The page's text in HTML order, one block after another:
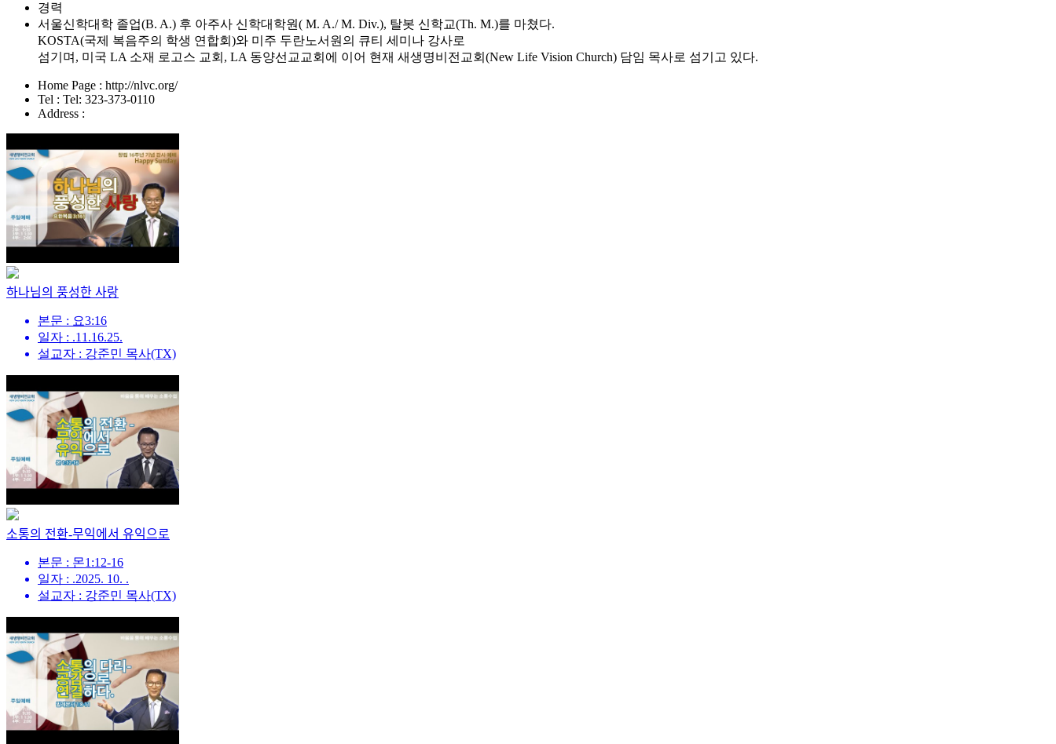
경력
서울신학대학 졸업(B. A.) 후 아주사 신학대학원( M. A./ M. Div.), 탈봇 신학교(Th. M.)를 마쳤다.
KOSTA(국제 복음주의 학생 연합회)와 미주 두란노서원의 큐티 세미나 강사로
섬기며, 미국 LA 소재 로고스 교회, LA 동양선교교회에 이어 현재 새생명비전교회(New Life Vision Church) 담임 목사로 섬기고 있다.
Home Page : http://nlvc.org/
Tel : Tel: 323-373-0110
Address :
하나님의 풍성한 사랑
본문 : 요3:16
일자 : .11.16.25.
설교자 : 강준민 목사(TX)
소통의 전환-무익에서 유익으로
본문 : 몬1:12-16
일자 : .2025. 10. .
설교자 : 강준민 목사(TX)